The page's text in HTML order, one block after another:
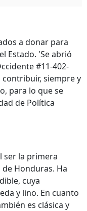
a donar para
Estado. 'Se abrió
#11-402-
siempre y
para lo que se
de Política
ser la primera
Honduras. Ha
cuya
y lino. En cuanto
es clásica y